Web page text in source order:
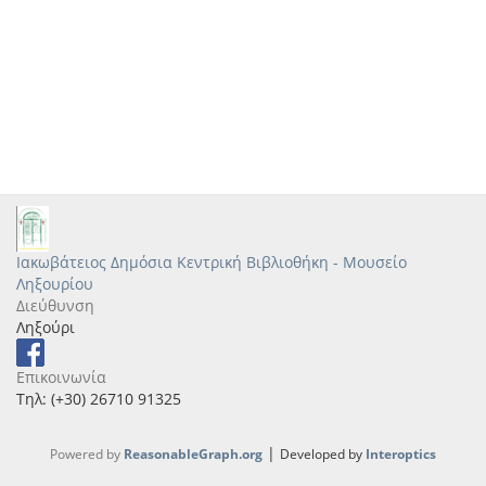
Ιακωβάτειος Δημόσια Κεντρική Βιβλιοθήκη - Μουσείο
Ληξουρίου
Διεύθυνση
Ληξούρι
Επικοινωνία
Τηλ: (+30) 26710 91325
Powered by ReasonableGraph.org | Developed by Interoptics